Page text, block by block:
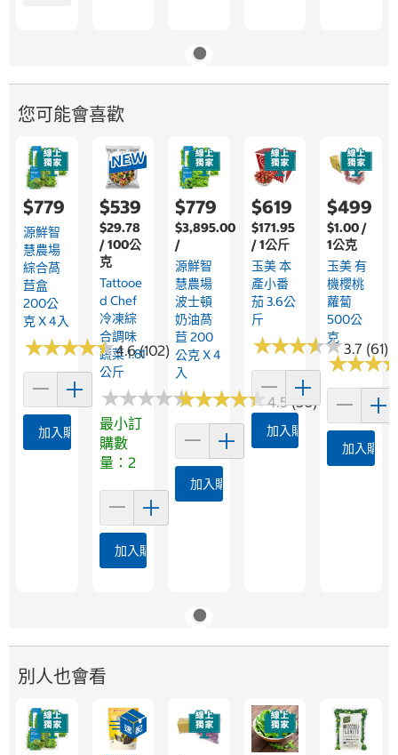
您可能會喜歡
$779
源鮮智
慧農場
綜合萵
苣盒
200公
克 X 4入
★★★★★
★★★★★4.6 (102)
加入購物車
$539
$29.78
/ 100公
克
Tattooe
D Chef
冷凍綜
合調味
蔬菜 1.81
公斤
★★★★★
★★★★★
最小訂
購數
量：2
加入購物車
$779
$3,895.00
/
源鮮智
慧農場
波士頓
奶油萵
苣 200
公克 X 4
入
★★★★★
★★★★★4.5 (56)
加入購物車
$619
$171.95
/ 1公斤
玉美 本
產小番
茄 3.6公
斤
★★★★★
★★★★★3.7 (61)
加入購物車
$499
$1.00 /
1公克
玉美 有
機櫻桃
蘿蔔
500公
克
★★★
★★★
加入購物
別人也會看